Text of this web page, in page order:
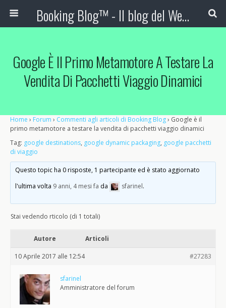
Booking Blog™ - Il blog del Web Marketing Turistico
Google È Il Primo Metamotore A Testare La
Vendita Di Pacchetti Viaggio Dinamici
Home › Forum › Commenti agli articoli di Booking Blog› Google è il
primo metamotore a testare la vendita di pacchetti viaggio dinamici
Tag: google destinations, google dynamic packaging, google pacchetti
di viaggio
Questo topic ha 0 risposte, 1 partecipante ed è stato aggiornato
l'ultima volta 9 anni, 4 mesi fa da sfarinel.
Stai vedendo rticolo (di 1 totali)
Autore Articoli
10 Aprile 2017 alle 12:54 #27283
sfarinel
Amministratore del forum